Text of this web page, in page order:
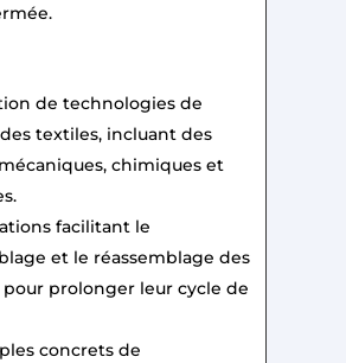
de technologies de
textiles, incluant des
chimiques et
facilitant le
et le réassemblage des
prolonger leur cycle de
concrets de